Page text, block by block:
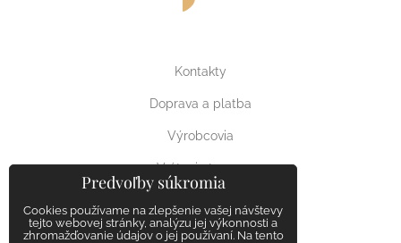
Kontakty
Doprava a platba
Výrobcovia
Vrátenie tovaru
Predvoľby súkromia
Cookies používame na zlepšenie vašej návštevy
tejto webovej stránky, analýzu jej výkonnosti a
zhromažďovanie údajov o jej používaní. Na tento